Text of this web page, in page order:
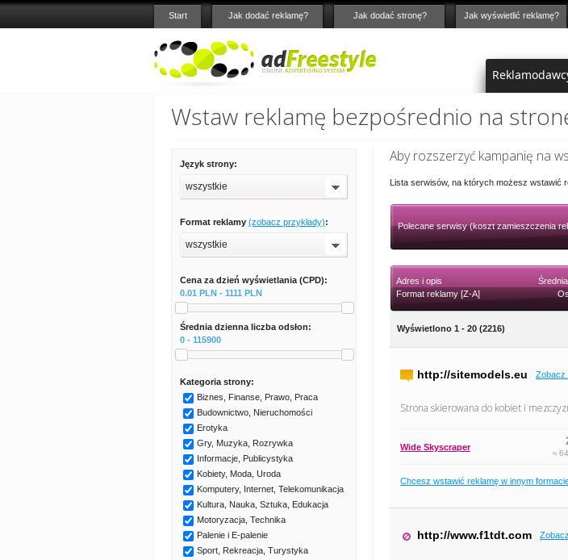
Start Jak dodać reklamę? Jak dodać stronę? Jak wyświetlić reklamę?
Wstaw reklamę bezpośrednio na
Język strony:
wszystkie
Format reklamy (zobacz przykłady):
wszystkie
Cena za dzień wyświetlania (CPD):
0.01 PLN - 1111 PLN
Średnia dzienna liczba odsłon:
0 - 115900
Kategoria strony:
Biznes, Finanse, Prawo, Praca
Budownictwo, Nieruchomości
Erotyka
Gry, Muzyka, Rozrywka
Informacje, Publicystyka
Kobiety, Moda, Uroda
Komputery, Internet, Telekomunikacja
Kultura, Nauka, Sztuka, Edukacja
Motoryzacja, Technika
Palenie i E-palenie
Sport, Rekreacja, Turystyka
Aby rozszerzyć kampanię na
Lista serwisów, na których możesz wstawić
Polecane serwisy (koszt zamieszczenia
Adres i opis
Format reklamy [Z-A]
Wyświetlono 1 - 20 (2216)
http://sitemodels.eu Zobacz
Strona skierowana do kobiet i
Wide Skyscraper
≈
Chcesz wstawić reklamę w innym
http://www.f1tdt.com